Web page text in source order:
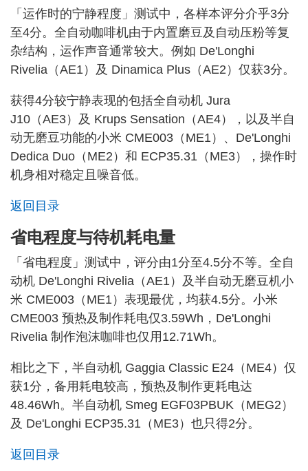
「运作时的宁静程度」测试中，各样本评分介乎3分
至4分。全自动咖啡机由于内置磨豆及自动压粉等复
杂结构，运作声音通常较大。例如 De'Longhi
Rivelia（AE1）及 Dinamica Plus（AE2）仅获3分。
获得4分较宁静表现的包括全自动机 Jura
J10（AE3）及 Krups Sensation（AE4），以及半自
动无磨豆功能的小米 CME003（ME1）、De'Longhi
Dedica Duo（ME2）和 ECP35.31（ME3），操作时
机身相对稳定且噪音低。
返回目录
省电程度与待机耗电量
「省电程度」测试中，评分由1分至4.5分不等。全自
动机 De'Longhi Rivelia（AE1）及半自动无磨豆机小
米 CME003（ME1）表现最优，均获4.5分。小米
CME003 预热及制作耗电仅3.59Wh，De'Longhi
Rivelia 制作泡沫咖啡也仅用12.71Wh。
相比之下，半自动机 Gaggia Classic E24（ME4）仅
获1分，备用耗电较高，预热及制作更耗电达
48.46Wh。半自动机 Smeg EGF03PBUK（MEG2）
及 De'Longhi ECP35.31（ME3）也只得2分。
返回目录